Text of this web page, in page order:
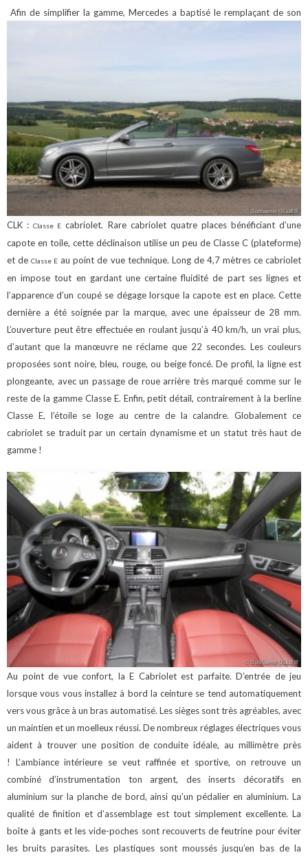
Afin de simplifier la gamme, Mercedes a baptisé le remplaçant de son
CLK :Classe E cabriolet. Rare cabriolet quatre places bénéficiant d’une
capote en toile, cette déclinaison utilise un peu de Classe C (plateforme)
et deClasse E au point de vue technique. Long de 4,7 mètres ce cabriolet
en impose tout en gardant une certaine fluidité de part ses lignes et
l’apparence d’un coupé se dégage lorsque la capote est en place. Cette
dernière a été soignée par la marque, avec une épaisseur de 28 mm.
L’ouverture peut être effectuée en roulant jusqu’à 40 km/h, un vrai plus,
d’autant que la manœuvre ne réclame que 22 secondes. Les couleurs
proposées sont noire, bleu, rouge, ou beige foncé.De profil, la ligne est
plongeante, avec un passage de roue arrière très marqué comme sur le
reste de la gamme Classe E. Enfin, petit détail, contrairement à la berline
Classe E, l’étoile se loge au centre de la calandre.Globalement ce
cabriolet se traduit par un certain dynamisme et un statut très haut de
gamme !
Au point de vue confort, la E Cabriolet est parfaite. D’entrée de jeu
lorsque vous vous installez à bord la ceinture se tend automatiquement
vers vous grâce à un bras automatisé. Les sièges sont très agréables, avec
un maintien et un moelleux réussi. De nombreux réglages électriques vous
aident à trouver une position de conduite idéale, au millimètre près
! L’ambiance intérieure se veut raffinée et sportive, on retrouve un
combiné d’instrumentation ton argent, des inserts décoratifs en
aluminium sur la planche de bord, ainsi qu’un pédalier en aluminium. La
qualité de finition et d’assemblage est tout simplement excellente. La
boîte à gants et les vide-poches sont recouverts de feutrine pour éviter
les bruits parasites. Les plastiques sont moussés jusqu’en bas de la